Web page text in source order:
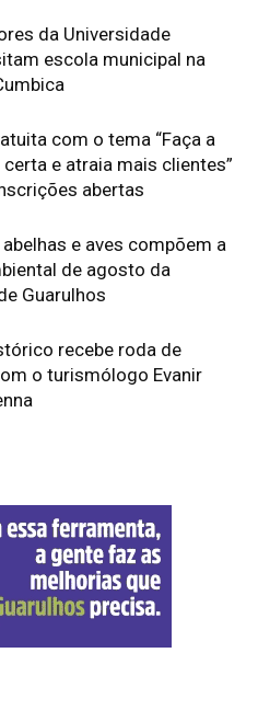
da Universidade
escola municipal na
com o tema “Faça a
e atraia mais clientes”
abertas
e aves compõem a
de agosto da
Guarulhos
recebe roda de
o turismólogo Evanir